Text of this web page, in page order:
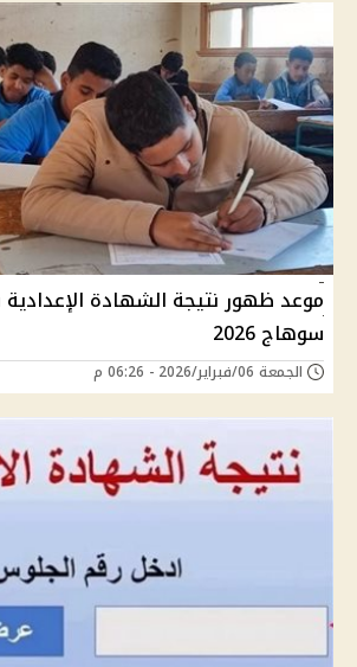
موعد ظهور نتيجة الشهادة
سوهاج 2026
الجمعة 06/فبراير/2026 - 06:26 م